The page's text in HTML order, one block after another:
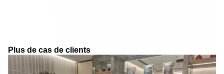
Plus de cas de clients